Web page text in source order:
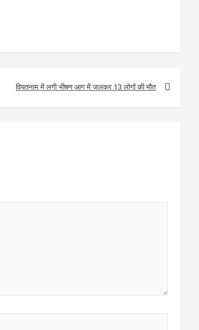
वियतनाम में लगी भीषण आग में जलकर 13 लोगों की मौत